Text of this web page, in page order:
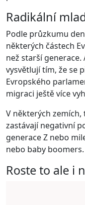
Radikální
Podle průzkumu
některých částech
než starší
vysvětlují tím, že se
Evropského
migraci ještě více
V některých zemích,
zastávají negativní
generace Z nebo
nebo baby boomers.
Roste to ale i